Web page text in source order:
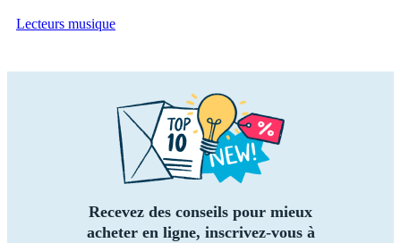
Lecteurs musique
Recevez des conseils pour mieux
acheter en ligne, inscrivez-vous à